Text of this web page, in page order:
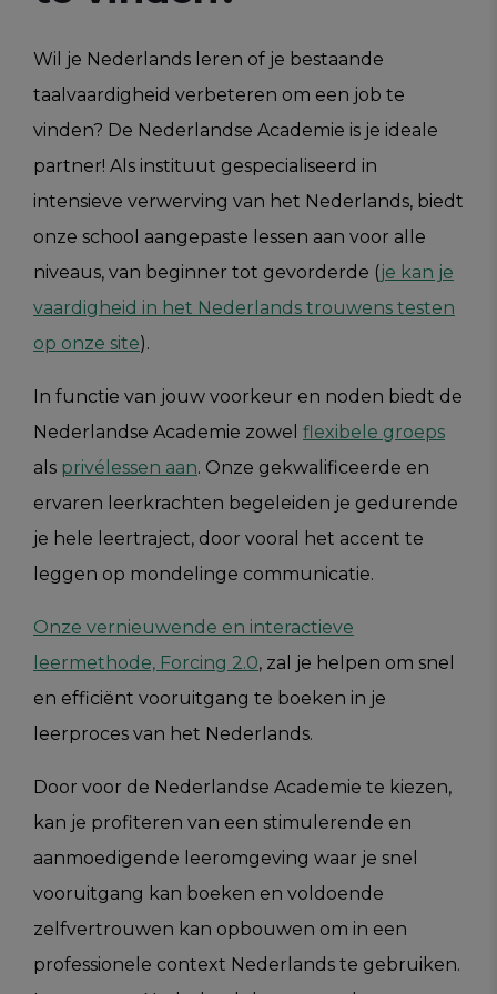
Wil je Nederlands leren of je bestaande
taalvaardigheid verbeteren om een job te
vinden? De Nederlandse Academie is je ideale
partner! Als instituut gespecialiseerd in
intensieve verwerving van het Nederlands, biedt
onze school aangepaste lessen aan voor alle
niveaus, van beginner tot gevorderde (je kan je
vaardigheid in het Nederlands trouwens testen
op onze site).
In functie van jouw voorkeur en noden biedt de
Nederlandse Academie zowel flexibele groeps
als privélessen aan. Onze gekwalificeerde en
ervaren leerkrachten begeleiden je gedurende
je hele leertraject, door vooral het accent te
leggen op mondelinge communicatie.
Onze vernieuwende en interactieve
leermethode, Forcing 2.0, zal je helpen om snel
en efficiënt vooruitgang te boeken in je
leerproces van het Nederlands.
Door voor de Nederlandse Academie te kiezen,
kan je profiteren van een stimulerende en
aanmoedigende leeromgeving waar je snel
vooruitgang kan boeken en voldoende
zelfvertrouwen kan opbouwen om in een
professionele context Nederlands te gebruiken.